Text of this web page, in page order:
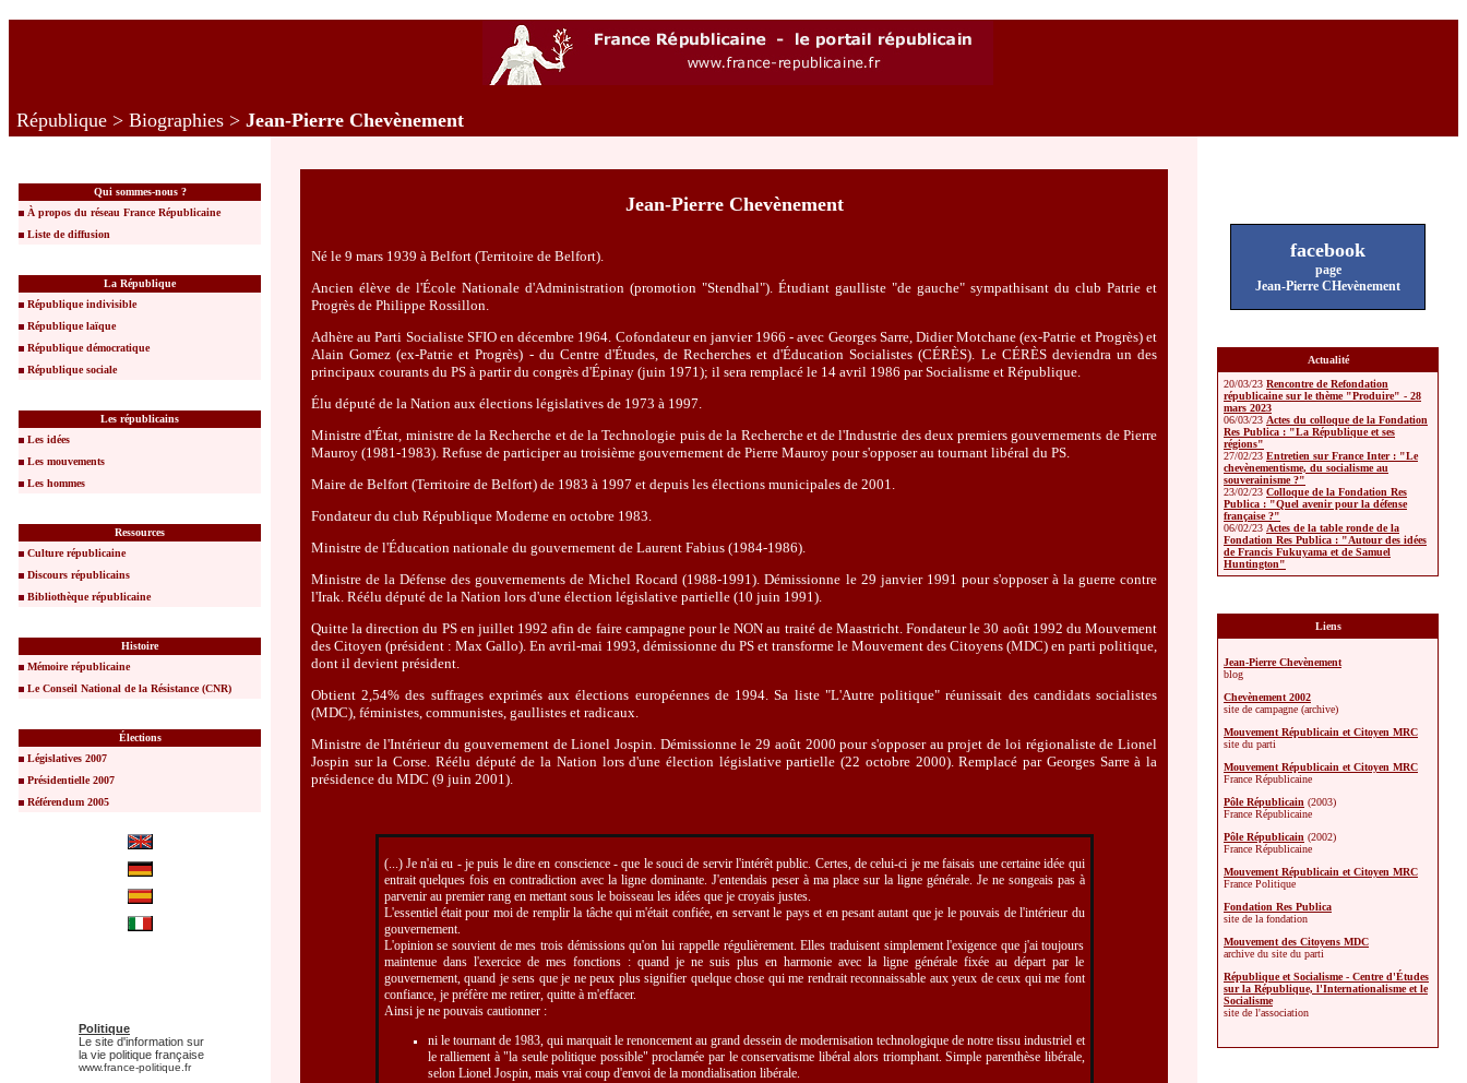
République > Biographies > Jean-Pierre Chevènement
Qui sommes-nous ?
À propos du réseau France Républicaine
Liste de diffusion
La République
République indivisible
République laïque
République démocratique
République sociale
Les républicains
Les idées
Les mouvements
Les hommes
Ressources
Culture républicaine
Discours républicains
Bibliothèque républicaine
Histoire
Mémoire républicaine
Le Conseil National de la Résistance (CNR)
Élections
Législatives 2007
Présidentielle 2007
Référendum 2005
Politique
Le site d'information sur
la vie politique française
www.france-politique.fr
Jean-Pierre Chevènement
Né le 9 mars 1939 à Belfort (Territoire de Belfort).
Ancien élève de l'École Nationale d'Administration (promotion "Stendhal"). Étudiant gaulliste "de gauche" sympathisant du club Patrie et
Progrès de Philippe Rossillon.
Adhère au Parti Socialiste SFIO en décembre 1964. Cofondateur en janvier 1966 - avec Georges Sarre, Didier Motchane (ex-Patrie et Progrès) et
Alain Gomez (ex-Patrie et Progrès) - du Centre d'Études, de Recherches et d'Éducation Socialistes (CÉRÈS). Le CÉRÈS deviendra un des
principaux courants du PS à partir du congrès d'Épinay (juin 1971); il sera remplacé le 14 avril 1986 par Socialisme et République.
Élu député de la Nation aux élections législatives de 1973 à 1997.
Ministre d'État, ministre de la Recherche et de la Technologie puis de la Recherche et de l'Industrie des deux premiers gouvernements de Pierre
Mauroy (1981-1983). Refuse de participer au troisième gouvernement de Pierre Mauroy pour s'opposer au tournant libéral du PS.
Maire de Belfort (Territoire de Belfort) de 1983 à 1997 et depuis les élections municipales de 2001.
Fondateur du club République Moderne en octobre 1983.
Ministre de l'Éducation nationale du gouvernement de Laurent Fabius (1984-1986).
Ministre de la Défense des gouvernements de Michel Rocard (1988-1991). Démissionne le 29 janvier 1991 pour s'opposer à la guerre contre
l'Irak. Réélu député de la Nation lors d'une élection législative partielle (10 juin 1991).
Quitte la direction du PS en juillet 1992 afin de faire campagne pour le NON au traité de Maastricht. Fondateur le 30 août 1992 du Mouvement
des Citoyen (président : Max Gallo). En avril-mai 1993, démissionne du PS et transforme le Mouvement des Citoyens (MDC) en parti politique,
dont il devient président.
Obtient 2,54% des suffrages exprimés aux élections européennes de 1994. Sa liste "L'Autre politique" réunissait des candidats socialistes
(MDC), féministes, communistes, gaullistes et radicaux.
Ministre de l'Intérieur du gouvernement de Lionel Jospin. Démissionne le 29 août 2000 pour s'opposer au projet de loi régionaliste de Lionel
Jospin sur la Corse. Réélu député de la Nation lors d'une élection législative partielle (22 octobre 2000). Remplacé par Georges Sarre à la
présidence du MDC (9 juin 2001).
(...) Je n'ai eu - je puis le dire en conscience - que le souci de servir l'intérêt public. Certes, de celui-ci je me faisais une certaine idée qui
entrait quelques fois en contradiction avec la ligne dominante. J'entendais peser à ma place sur la ligne générale. Je ne songeais pas à
parvenir au premier rang en mettant sous le boisseau les idées que je croyais justes.
L'essentiel était pour moi de remplir la tâche qui m'était confiée, en servant le pays et en pesant autant que je le pouvais de l'intérieur du
gouvernement.
L'opinion se souvient de mes trois démissions qu'on lui rappelle régulièrement. Elles traduisent simplement l'exigence que j'ai toujours
maintenue dans l'exercice de mes fonctions : quand je ne suis plus en harmonie avec la ligne générale fixée au départ par le
gouvernement, quand je sens que je ne peux plus signifier quelque chose qui me rendrait reconnaissable aux yeux de ceux qui me font
confiance, je préfère me retirer, quitte à m'effacer.
Ainsi je ne pouvais cautionner :
ni le tournant de 1983, qui marquait le renoncement au grand dessein de modernisation technologique de notre tissu industriel et
le ralliement à "la seule politique possible" proclamée par le conservatisme libéral alors triomphant. Simple parenthèse libérale,
selon Lionel Jospin, mais vrai coup d'envoi de la mondialisation libérale.
facebook
page
Jean-Pierre CHevènement
Actualité
20/03/23 Rencontre de Refondation
républicaine sur le thème "Produire" - 28
mars 2023
06/03/23 Actes du colloque de la Fondation
Res Publica : "La République et ses
régions"
27/02/23 Entretien sur France Inter : "Le
chevènementisme, du socialisme au
souverainisme ?"
23/02/23 Colloque de la Fondation Res
Publica : "Quel avenir pour la défense
française ?"
06/02/23 Actes de la table ronde de la
Fondation Res Publica : "Autour des idées
de Francis Fukuyama et de Samuel
Huntington"
Liens
Jean-Pierre Chevènement
blog
Chevènement 2002
site de campagne (archive)
Mouvement Républicain et Citoyen MRC
site du parti
Mouvement Républicain et Citoyen MRC
France Républicaine
Pôle Républicain (2003)
France Républicaine
Pôle Républicain (2002)
France Républicaine
Mouvement Républicain et Citoyen MRC
France Politique
Fondation Res Publica
site de la fondation
Mouvement des Citoyens MDC
archive du site du parti
République et Socialisme - Centre d'Études
sur la République, l'Internationalisme et le
Socialisme
site de l'association